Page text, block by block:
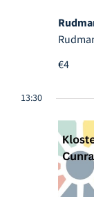
Info Center
Downloads
€4
13:30